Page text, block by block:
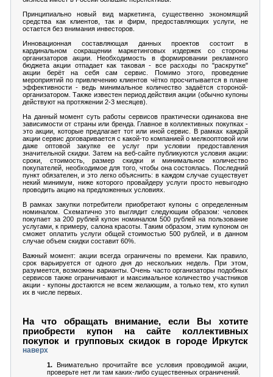
Принципиально новый вид маркетинга, существенно экономящий
средства как клиентов, так и фирм, предоставляющих услуги, не
остается без внимания инвесторов.
Инновационная составляющая данных проектов состоит в
кардинальном сокращении маркетинговых издержек со стороны
организаторов акции. Необходимость в формировании рекламного
бюджета акции отпадает как таковая - все расходы по "раскрутке"
акции берёт на себя сам сервис. Помимо этого, проведение
мероприятий по привлечению клиентов чётко просчитывается в плане
эффективности - ведь минимальное количество задаётся стороной-
организатором. Также известен период действия акции (обычно купоны
действуют на протяжении 2-3 месяцев).
На данный момент суть работы сервисов практически одинакова вне
зависимости от страны или бренда. Главное в коллективных покупках -
это акции, которые предлагает тот или иной сервис. В рамках каждой
акции сервис договаривается с какой-то компанией о мелкооптовой или
даже оптовой закупке ее услуг при условии предоставления
значительной скидки. Затем на веб-сайте публикуются условия акции:
сроки, стоимость, размер скидки и минимальное количество
покупателей, необходимое для того, чтобы она состоялась. Последний
пункт обязателен, и это легко объяснить: в каждом случае существует
некий минимум, ниже которого провайдеру услуги просто невыгодно
проводить акцию на предложенных условиях.
В рамках закупки потребители приобретают купоны с определенным
номиналом. Схематично это выглядит следующим образом: человек
покупает за 200 рублей купон номиналом 500 рублей на пользование
услугами, к примеру, салона красоты. Таким образом, этим купоном он
сможет оплатить услуги общей стоимостью 500 рублей, и в данном
случае объем скидки составит 60%.
Важный момент: акции всегда ограничены по времени. Как правило,
срок варьируется от одного дня до нескольких недель. При этом,
разумеется, возможны варианты. Очень часто организаторы подобных
сервисов также ограничивают и максимальное количество участников
акции - купоны достаются не всем желающим, а только тем, кто купил
их в числе первых.
На что обращать внимание, если Вы хотите
приобрести купон на сайте коллективных
покупок и групповых скидок в городе Иркутск
наверх
1. Внимательно прочитайте все условия проводимой акции,
проверьте нет ли там каких-либо существенных ограничений.